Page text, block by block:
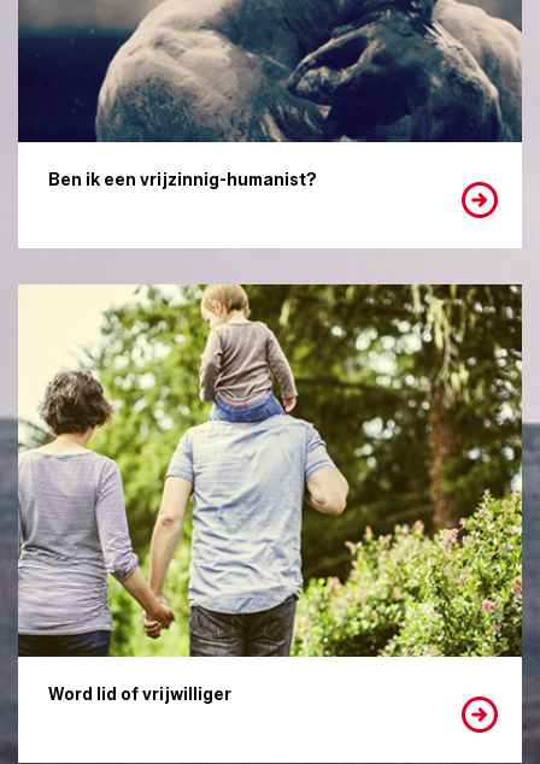
Ben ik een vrijzinnig-humanist?
Word lid of vrijwilliger